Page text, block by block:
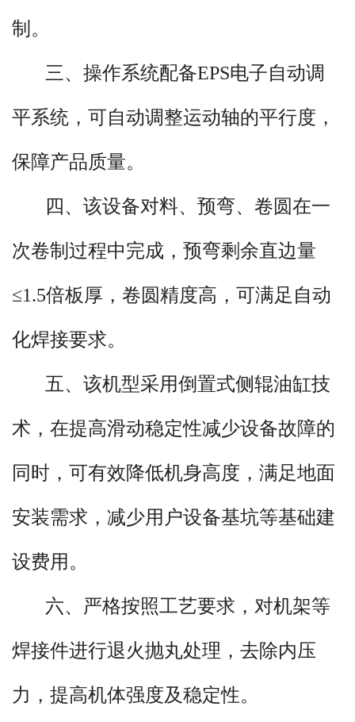
板机的研发生产以及市场应用方面处于
优势地位。我公司研发的数控四辊卷板
机控制系统更贴近于国内的本土化实际
低。已成为进口数控卷板机的有力竞争
者和替代产品。
产品描述：
一、W12数控四辊卷板机配备可编
程式数控系统，可存储数百种不同工件
的自动卷制数据，实现一键调用，一键
启动。无需人工操作，自动完成工件卷
制。
三、操作系统配备EPS电子自动调
平系统，可自动调整运动轴的平行度，
保障产品质量。
四、该设备对料、预弯、卷圆在一
次卷制过程中完成，预弯剩余直边量
≤1.5倍板厚，卷圆精度高，可满足自动
化焊接要求。
五、该机型采用倒置式侧辊油缸技
术，在提高滑动稳定性减少设备故障的
同时，可有效降低机身高度，满足地面
安装需求，减少用户设备基坑等基础建
设费用。
六、严格按照工艺要求，对机架等
焊接件进行退火抛丸处理，去除内压
力，提高机体强度及稳定性。